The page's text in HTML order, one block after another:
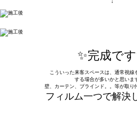
↓
✨完成で
こういった来客スペースは、通常視線
する場合が多いかと思いま
壁、カーテン、ブラインド。。等が取り
フィルム一つで解決